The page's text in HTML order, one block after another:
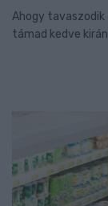
Ahogy tavaszodik
támad kedve